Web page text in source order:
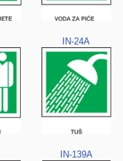
IN-24A
IN-139A